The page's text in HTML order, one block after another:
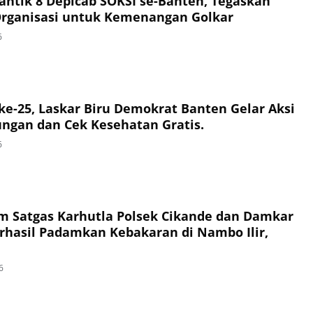
untuk Kemenangan Golkar
25, Laskar Biru Demokrat Banten Gelar Aksi
dan Cek Kesehatan Gratis.
Satgas Karhutla Polsek Cikande dan Damkar
Padamkan Kebakaran di Nambo Ilir,